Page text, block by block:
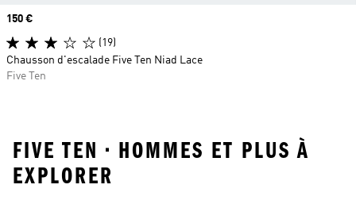
Prix
150 €
(19)
Chausson d'escalade Five Ten Niad Lace
Five Ten
FIVE TEN • HOMMES ET PLUS À
EXPLORER